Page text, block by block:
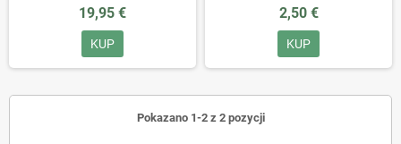
19,95 €
KUP
2,50 €
KUP
Pokazano 1-2 z 2 pozycji